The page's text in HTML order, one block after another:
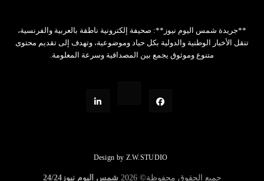
**جريدة شمس اليوم نيوز**: صحيفة إلكترونية ناطقة بالعربية والفرنسية،
تنقل الأخبار الوطنية والدولية بكل حياد وموضوعية، وتهدف إلى تقديم محتوى
متنوع وموثوق يجمع بين المصداقية وسرعة المعلومة.
Design by Z.W.STUDIO
جميع الحقوق محفوظة©2026 شمس اليوم نيوز24/24